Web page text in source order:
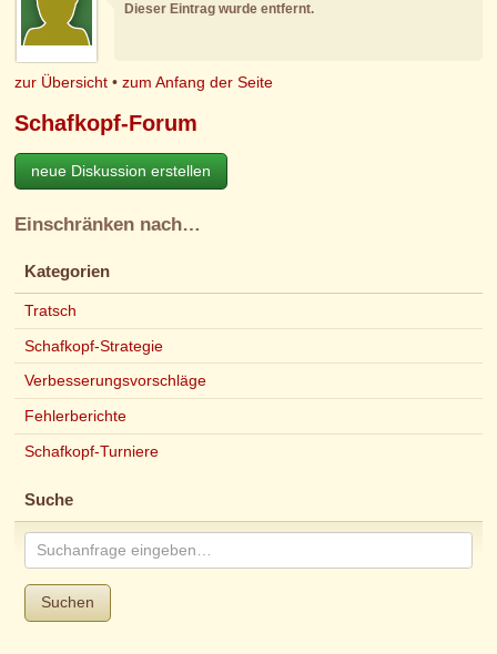
Dieser Eintrag wurde entfernt.
zur Übersicht •zum Anfang der Seite
Schafkopf-Forum
neue Diskussion erstellen
Einschränken nach…
Kategorien
Tratsch
Schafkopf-Strategie
Verbesserungsvorschläge
Fehlerberichte
Schafkopf-Turniere
Suche
Suchen